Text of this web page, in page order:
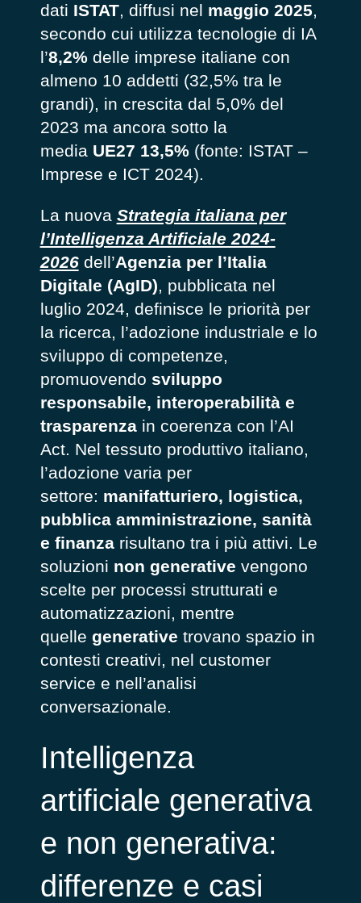
dati ISTAT, diffusi nel maggio 2025,
secondo cui utilizza tecnologie di IA
l’8,2% delle imprese italiane con
almeno 10 addetti (32,5% tra le
grandi), in crescita dal 5,0% del
2023 ma ancora sotto la
media UE27 13,5% (fonte: ISTAT –
Imprese e ICT 2024).
La nuova Strategia italiana per
l’Intelligenza Artificiale 2024-
2026 dell’Agenzia per l’Italia
Digitale (AgID), pubblicata nel
luglio 2024, definisce le priorità per
la ricerca, l’adozione industriale e lo
sviluppo di competenze,
promuovendo sviluppo
responsabile, interoperabilità e
trasparenza in coerenza con l’AI
Act. Nel tessuto produttivo italiano,
l’adozione varia per
settore: manifatturiero, logistica,
pubblica amministrazione, sanità
e finanza risultano tra i più attivi. Le
soluzioni non generative vengono
scelte per processi strutturati e
automatizzazioni, mentre
quelle generative trovano spazio in
contesti creativi, nel customer
service e nell’analisi
conversazionale.
Intelligenza
artificiale generativa
e non generativa:
differenze e casi